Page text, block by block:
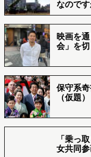
なのです
映画を
会」を
保守系
（仮題）
「乗っ
女共同